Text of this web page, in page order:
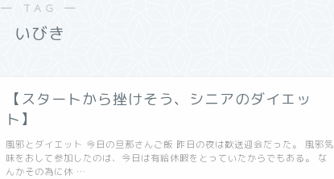
― TAG ―
いびき
【スタートから挫けそう、シニアのダイエッ
ト】
風邪とダイエット 今日の旦那さんご飯 昨日の夜は歓送迎会だった。 風邪気
味をおして参加したのは、今日は有給休暇をとっていたからでもある。 な
んかその為に休 …